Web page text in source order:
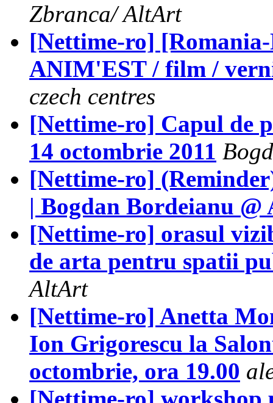
Zbranca/ AltArt
[Nettime-ro]
ANIM'EST / film /
czech centres
[Nettime-ro] Capul de
14 octombrie 2011
[Nettime-ro]
| Bogdan Bordeianu
[Nettime-ro] orasul
de arta pentru spatii
AltArt
[Nettime-ro] Anetta
Ion Grigorescu la
octombrie, ora 19.00